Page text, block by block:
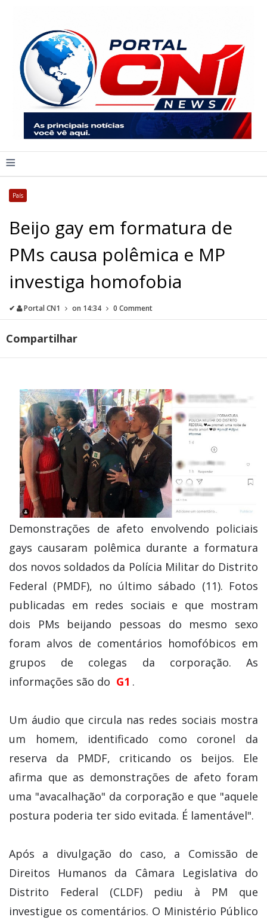
≡
País
Beijo gay em formatura de
PMs causa polêmica e MP
investiga homofobia
✔ Portal CN1 on 14:34 0 Comment
Compartilhar
Demonstrações de afeto envolvendo policiais
gays causaram polêmica durante a formatura
dos novos soldados da Polícia Militar do Distrito
Federal (PMDF), no último sábado (11). Fotos
publicadas em redes sociais e que mostram
dois PMs beijando pessoas do mesmo sexo
foram alvos de comentários homofóbicos em
grupos de colegas da corporação. As
informações são do G1 .
Um áudio que circula nas redes sociais mostra
um homem, identificado como coronel da
reserva da PMDF, criticando os beijos. Ele
afirma que as demonstrações de afeto foram
uma "avacalhação" da corporação e que "aquele
postura poderia ter sido evitada. É lamentável".
Após a divulgação do caso, a Comissão de
Direitos Humanos da Câmara Legislativa do
Distrito Federal (CLDF) pediu à PM que
investigue os comentários. O Ministério Público